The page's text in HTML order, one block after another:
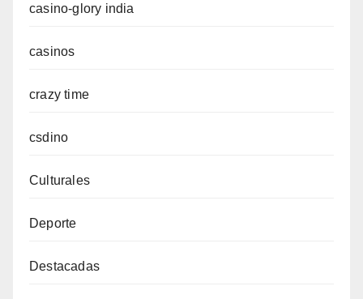
casino-glory india
casinos
crazy time
csdino
Culturales
Deporte
Destacadas